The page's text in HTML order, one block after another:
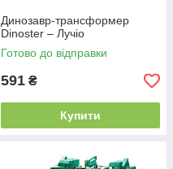
Динозавр-трансформер
Dinoster – Лучіо
Готово до відправки
591 ₴
Купити